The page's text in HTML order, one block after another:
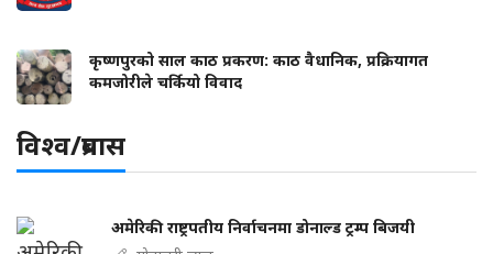
कृष्णपुरको साल काठ प्रकरण: काठ वैधानिक, प्रक्रियागत
कमजोरीले चर्कियो विवाद
विश्व/प्रबास
अमेरिकी राष्ट्रपतीय निर्वाचनमा डोनाल्ड ट्रम्प बिजयी